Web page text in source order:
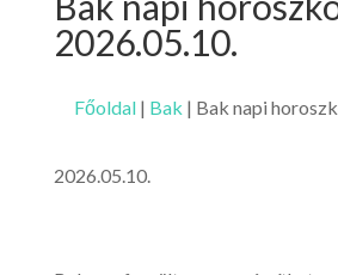
2026.05.10.
Főoldal | Bak | Bak napi
2026.05.10.